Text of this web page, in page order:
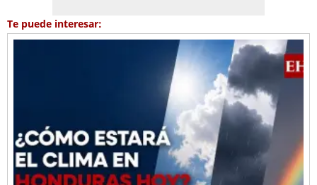
Te puede interesar: